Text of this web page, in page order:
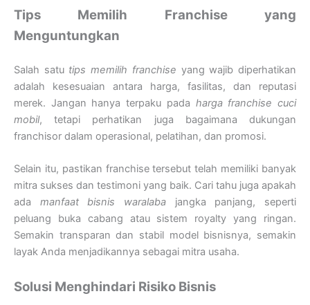
Tips Memilih Franchise yang
Menguntungkan
Salah satu tips memilih franchise yang wajib diperhatikan
adalah kesesuaian antara harga, fasilitas, dan reputasi
merek. Jangan hanya terpaku pada harga franchise cuci
mobil, tetapi perhatikan juga bagaimana dukungan
franchisor dalam operasional, pelatihan, dan promosi.
Selain itu, pastikan franchise tersebut telah memiliki banyak
mitra sukses dan testimoni yang baik. Cari tahu juga apakah
ada manfaat bisnis waralaba jangka panjang, seperti
peluang buka cabang atau sistem royalty yang ringan.
Semakin transparan dan stabil model bisnisnya, semakin
layak Anda menjadikannya sebagai mitra usaha.
Solusi Menghindari Risiko Bisnis